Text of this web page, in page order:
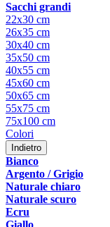
Sacchi grandi
22x30 cm
26x35 cm
30x40 cm
35x50 cm
40x55 cm
45x60 cm
50x65 cm
55x75 cm
75x100 cm
Colori
Indietro
Bianco
Argento / Grigio
Naturale chiaro
Naturale scuro
Ecru
Giallo